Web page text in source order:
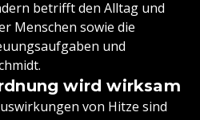
betrifft den Alltag und
Menschen sowie die
und
wird wirksam
von Hitze sind